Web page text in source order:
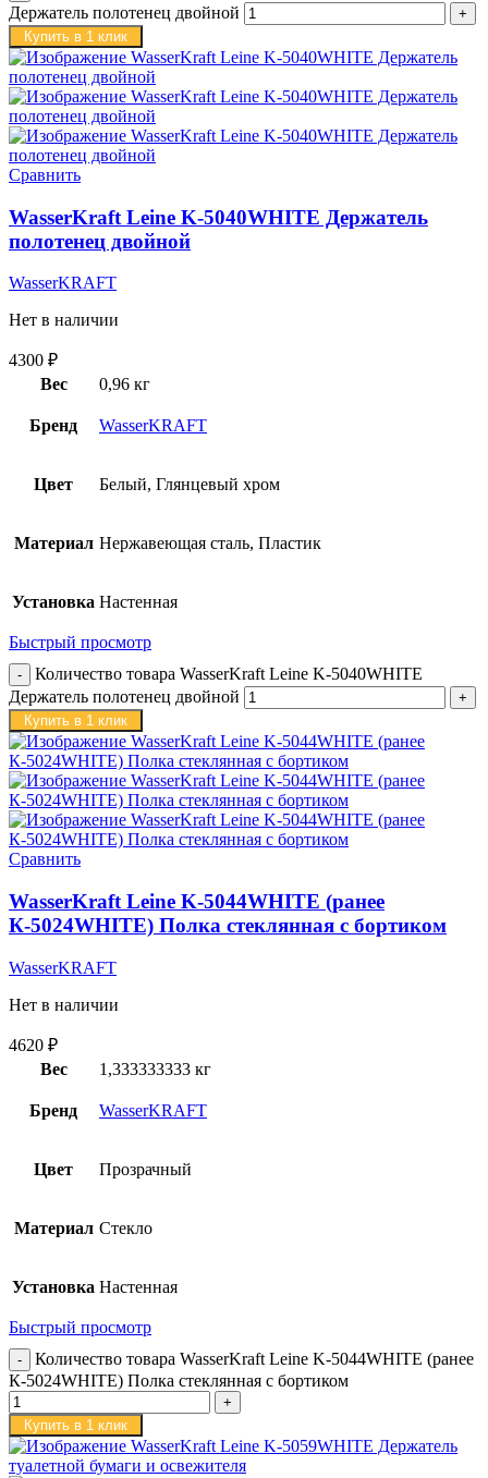
Держатель полотенец двойной
Купить в 1 клик
Сравнить
WasserKraft Leine K-5040WHITE Держатель
полотенец двойной
WasserKRAFT
Нет в наличии
4300 ₽
Вес
0,96 кг
Бренд WasserKRAFT
Цвет Белый, Глянцевый хром
Материал Нержавеющая сталь, Пластик
Установка Настенная
Быстрый просмотр
Количество товара WasserKraft Leine K-5040WHITE
Держатель полотенец двойной
Купить в 1 клик
Сравнить
WasserKraft Leine K-5044WHITE (ранее
К-5024WHITE) Полка стеклянная с бортиком
WasserKRAFT
Нет в наличии
4620 ₽
Вес
1,333333333 кг
Бренд WasserKRAFT
Цвет Прозрачный
Материал Стекло
Установка Настенная
Быстрый просмотр
Количество товара WasserKraft Leine K-5044WHITE (ранее
К-5024WHITE) Полка стеклянная с бортиком
Купить в 1 клик